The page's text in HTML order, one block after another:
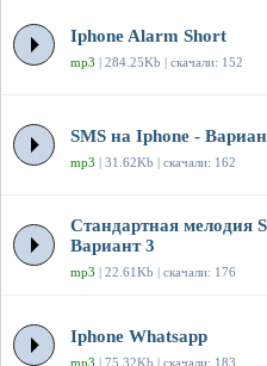
Iphone Alarm Short
mp3 | 284.25Kb | скачали: 152
SMS на Iphone -
mp3 | 31.62Kb | скачали: 162
Стандартная мелодия
Вариант 3
mp3 | 22.61Kb | скачали: 176
Iphone Whatsapp
mp3 | 75.32Kb | скачали: 183